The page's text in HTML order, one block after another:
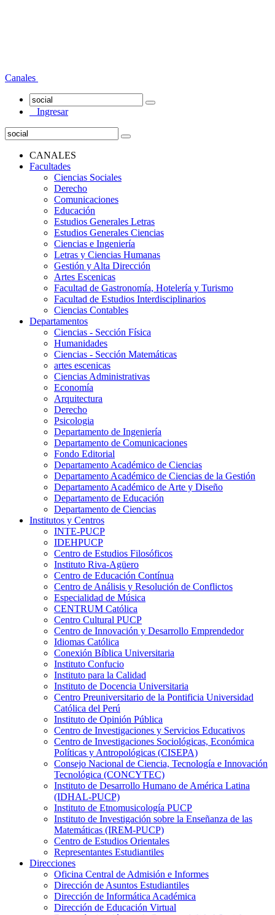
Canales
Ingresar
CANALES
Facultades
Ciencias Sociales
Derecho
Comunicaciones
Educación
Estudios Generales Letras
Estudios Generales Ciencias
Ciencias e Ingeniería
Letras y Ciencias Humanas
Gestión y Alta Dirección
Artes Escenicas
Facultad de Gastronomía, Hotelería y Turismo
Facultad de Estudios Interdisciplinarios
Ciencias Contables
Departamentos
Ciencias - Sección Física
Humanidades
Ciencias - Sección Matemáticas
artes escenicas
Ciencias Administrativas
Economía
Arquitectura
Derecho
Psicologia
Departamento de Ingeniería
Departamento de Comunicaciones
Fondo Editorial
Departamento Académico de Ciencias
Departamento Académico de Ciencias de la Gestión
Departamento Académico de Arte y Diseño
Departamento de Educación
Departamento de Ciencias
Institutos y Centros
INTE-PUCP
IDEHPUCP
Centro de Estudios Filosóficos
Instituto Riva-Agüero
Centro de Educación Contínua
Centro de Análisis y Resolución de Conflictos
Especialidad de Música
CENTRUM Católica
Centro Cultural PUCP
Centro de Innovación y Desarrollo Emprendedor
Idiomas Católica
Conexión Bíblica Universitaria
Instituto Confucio
Instituto para la Calidad
Instituto de Docencia Universitaria
Centro Preuniversitario de la Pontificia Universidad
Católica del Perú
Instituto de Opinión Pública
Centro de Investigaciones y Servicios Educativos
Centro de Investigaciones Sociológicas, Económica
Políticas y Antropológicas (CISEPA)
Consejo Nacional de Ciencia, Tecnología e Innovación
Tecnológica (CONCYTEC)
Instituto de Desarrollo Humano de América Latina
(IDHAL-PUCP)
Instituto de Etnomusicología PUCP
Instituto de Investigación sobre la Enseñanza de las
Matemáticas (IREM-PUCP)
Centro de Estudios Orientales
Representantes Estudiantiles
Direcciones
Oficina Central de Admisión e Informes
Dirección de Asuntos Estudiantiles
Dirección de Informática Académica
Dirección de Educación Virtual